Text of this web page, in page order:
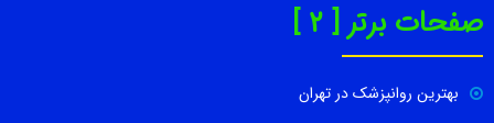
صفحات برتر [ 2 ]
بهترین روانپزشک در تهران